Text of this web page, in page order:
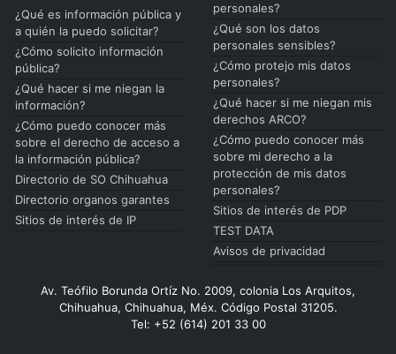
¿Qué es información pública y
a quién la puedo solicitar?
¿Cómo solicito información
pública?
¿Qué hacer si me niegan la
información?
¿Cómo puedo conocer más
sobre el derecho de acceso a
la información pública?
Directorio de SO Chihuahua
Directorio organos garantes
Sitios de interés de IP
personales?
¿Qué son los datos
personales sensibles?
¿Cómo protejo mis datos
personales?
¿Qué hacer si me niegan mis
derechos ARCO?
¿Cómo puedo conocer más
sobre mi derecho a la
protección de mis datos
personales?
Sitios de interés de PDP
TEST DATA
Avisos de privacidad
Av. Teófilo Borunda Ortíz No. 2009, colonia Los Arquitos,
Chihuahua, Chihuahua, Méx. Código Postal 31205.
Tel: +52 (614) 201 33 00